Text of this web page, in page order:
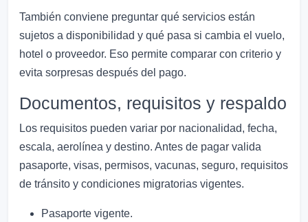
También conviene preguntar qué servicios están
sujetos a disponibilidad y qué pasa si cambia el vuelo,
hotel o proveedor. Eso permite comparar con criterio y
evita sorpresas después del pago.
Documentos, requisitos y respaldo
Los requisitos pueden variar por nacionalidad, fecha,
escala, aerolínea y destino. Antes de pagar valida
pasaporte, visas, permisos, vacunas, seguro, requisitos
de tránsito y condiciones migratorias vigentes.
Pasaporte vigente.